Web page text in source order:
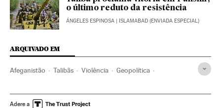
o último reduto da resistência
ÁNGELES ESPINOSA | ISLAMABAD (ENVIADA ESPECIAL)
ARQUIVADO EM
Afeganistão Talibãs Violência Geopolítica
Negociações com terroristas
Adere a